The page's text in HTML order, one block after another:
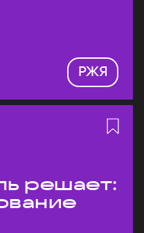
РЖЯ
решает: